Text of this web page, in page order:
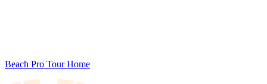
Beach Pro Tour Home